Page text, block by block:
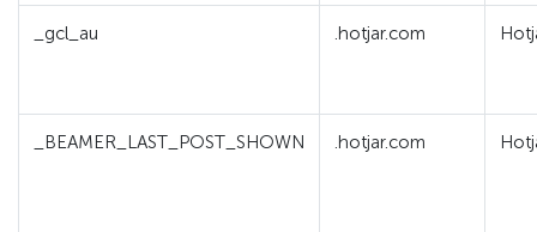
_gcl_au .hotjar.com
_BEAMER_LAST_POST_SHOWN .hotjar.com